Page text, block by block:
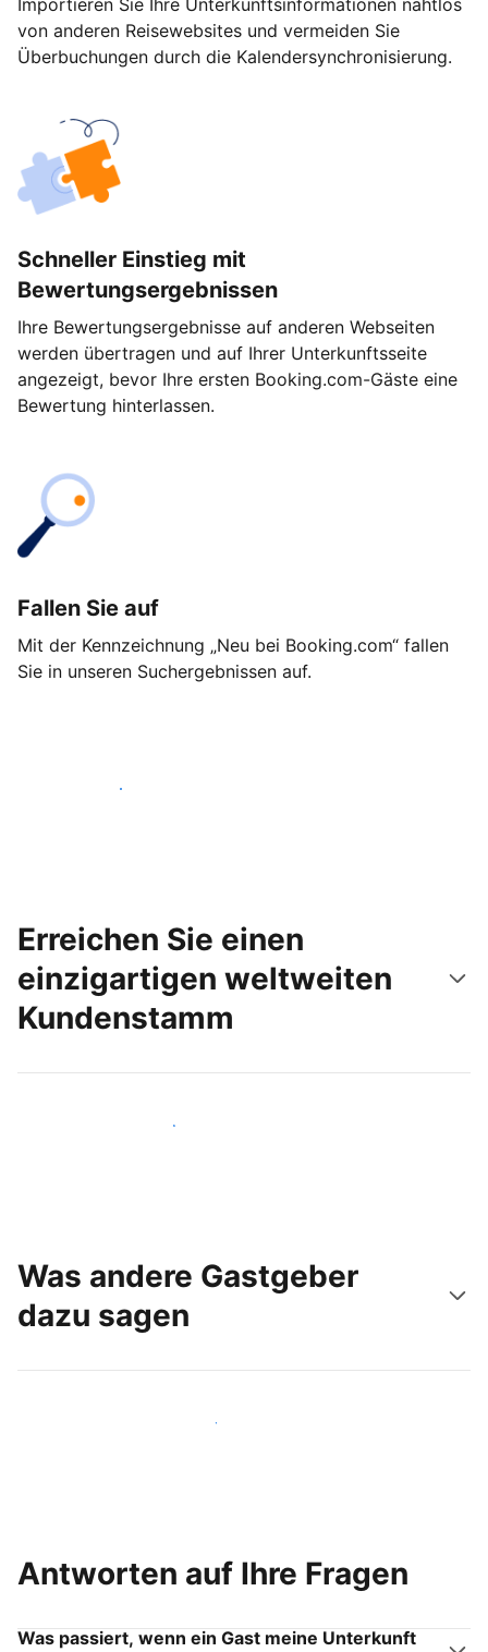
Importieren Sie Ihre Unterkunftsinformationen nahtlos
von anderen Reisewebsites und vermeiden Sie
Überbuchungen durch die Kalendersynchronisierung.
Schneller Einstieg mit
Bewertungsergebnissen
Ihre Bewertungsergebnisse auf anderen Webseiten
werden übertragen und auf Ihrer Unterkunftsseite
angezeigt, bevor Ihre ersten Booking.com-Gäste eine
Bewertung hinterlassen.
Fallen Sie auf
Mit der Kennzeichnung „Neu bei Booking.com“ fallen
Sie in unseren Suchergebnissen auf.
Noch heute loslegen
Erreichen Sie einen
einzigartigen weltweiten
Kundenstamm
Noch heute neue Gäste erreichen
Was andere Gastgeber
dazu sagen
Schließen Sie sich Gastgebern wie Ihnen an
Antworten auf Ihre Fragen
Was passiert, wenn ein Gast meine Unterkunft